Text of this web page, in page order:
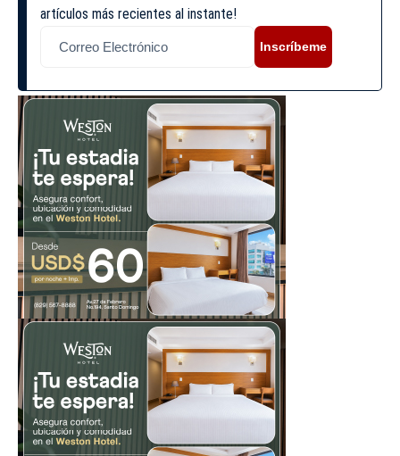
artículos más recientes al instante!
Inscríbeme